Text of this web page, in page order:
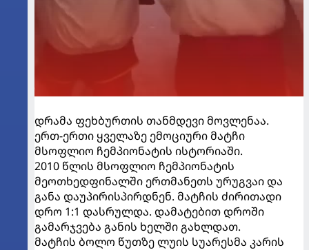
დრამა ფეხბურთის თანმდევი მოვლენაა.
ერთ-ერთი ყველაზე ემოციური მატჩი
მსოფლიო ჩემპიონატის ისტორიაში.
2010 წლის მსოფლიო ჩემპიონატის
მეოთხედფინალში ერთმანეთს ურუგვაი და
განა დაუპირისპირდნენ. მატჩის ძირითადი
დრო 1:1 დასრულდა. დამატებით დროში
გამარჯვება განის ხელში გახლდათ.
მატჩის ბოლო წუთზე ლუის სუარესმა კარის